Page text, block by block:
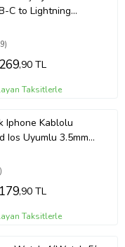
C to Lightning
269,90 TL
Taksitlerle
Iphone Kablolu
Ios Uyumlu 3.5mm
179,90 TL
Taksitlerle